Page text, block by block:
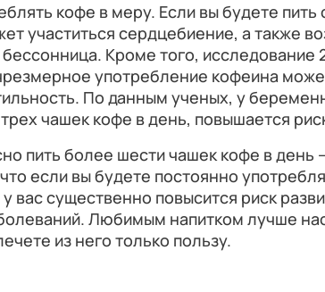
кофе в меру. Если вы будете
участиться сердцебиение, а также
Кроме того, исследование
употребление кофеина
По данным ученых, у
чашек кофе в день, повышается
пить более шести чашек кофе в день
если вы будете постоянно
вас существенно повысится риск
Любимым напитком лучше
из него только пользу.